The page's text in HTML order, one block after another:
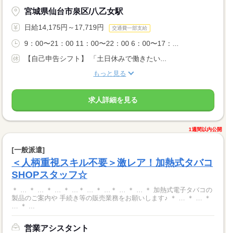
宮城県仙台市泉区/八乙女駅
日給14,175円～17,719円 交通費一部支給
9：00〜21：00 11：00〜22：00 6：00〜17：...
【自己申告シフト】 「土日休みで働きたい...
もっと見る
求人詳細を見る
1週間以内公開
[一般派遣]
＜人柄重視スキル不要＞激レア！加熱式タバコ
SHOPスタッフ☆
＊ … ＊ … ＊ … ＊ …＊ … ＊ …＊ … ＊ … ＊ 加熱式電子タバコの
製品のご案内や 手続き等の販売業務をお願いします♪ ＊ … ＊ … ＊
… ＊ ...
営業アシスタント